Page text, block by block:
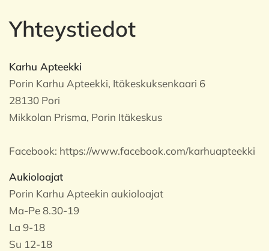
Yhteystiedot
Karhu Apteekki
Porin Karhu Apteekki, Itäkeskuksenkaari 6
28130 Pori
Mikkolan Prisma, Porin Itäkeskus
Facebook: https://www.facebook.com/karhuapteekki
Aukioloajat
Porin Karhu Apteekin aukioloajat
Ma-Pe 8.30-19
La 9-18
Su 12-18